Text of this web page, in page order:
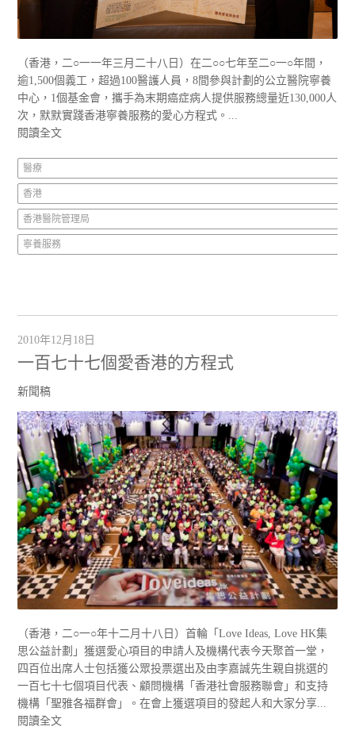
（香港，二○一一年三月二十八日）在二○○七年至二○一○年間，
逾1,500個義工，超過100醫護人員，8間參與計劃的公立醫院寧養
中心，1個基金會，攜手為末期癌症病人提供服務總量近130,000人
次，默默實踐香港寧養服務的愛心方程式。...
閱讀全文
醫療
香港
香港醫院管理局
寧養服務
2010年12月18日
一百七十七個愛香港的方程式
新聞稿
（香港，二○一○年十二月十八日）首輪「Love Ideas, Love HK集
思公益計劃」獲選愛心項目的申請人及機構代表今天聚首一堂，
四百位出席人士包括獲公眾投票選出及由李嘉誠先生親自挑選的
一百七十七個項目代表、顧問機構「香港社會服務聯會」和支持
機構「聖雅各福群會」。在會上獲選項目的發起人和大家分享...
閱讀全文